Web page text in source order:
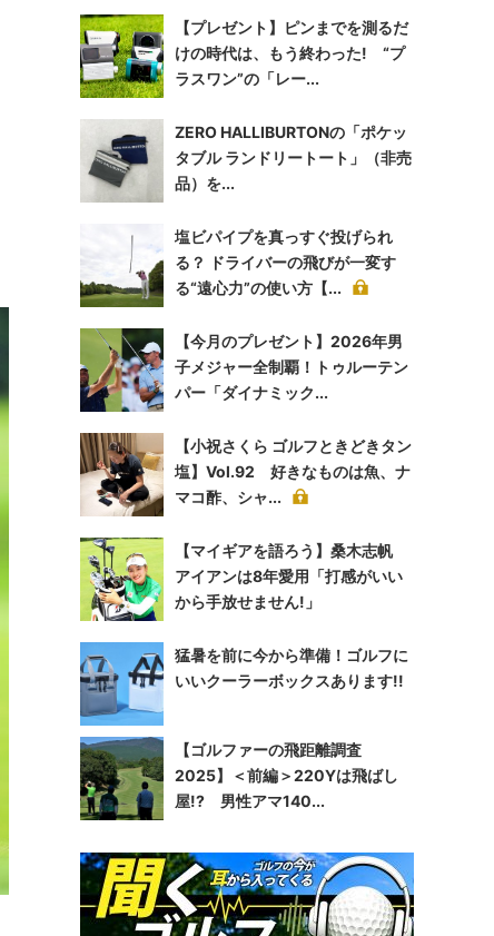
【プレゼント】ピンまでを測るだ
けの時代は、もう終わった! “プ
ラスワン”の「レー...
ZERO HALLIBURTONの「ポケッ
タブル ランドリートート」（非売
品）を...
塩ビパイプを真っすぐ投げられ
る？ ドライバーの飛びが一変す
る“遠心力”の使い方【...
【今月のプレゼント】2026年男
子メジャー全制覇！トゥルーテン
パー「ダイナミック...
【小祝さくら ゴルフときどきタン
塩】Vol.92 好きなものは魚、ナ
マコ酢、シャ...
【マイギアを語ろう】桑木志帆
アイアンは8年愛用「打感がいい
から手放せません!」
猛暑を前に今から準備！ゴルフに
いいクーラーボックスあります!!
【ゴルファーの飛距離調査
2025】＜前編＞220Yは飛ばし
屋!? 男性アマ140...